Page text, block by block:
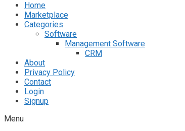
Home
Marketplace
Categories
Software
Management Software
CRM
About
Privacy Policy
Contact
Login
Signup
Menu